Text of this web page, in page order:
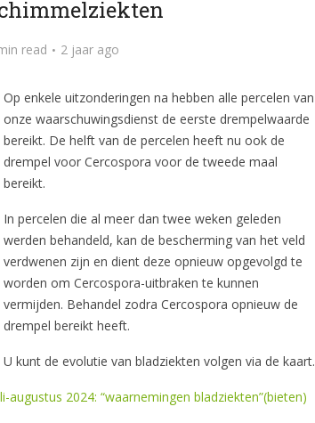
read 2 jaar ago
Op enkele uitzonderingen na hebben alle percelen van
onze waarschuwingsdienst de eerste drempelwaarde
bereikt. De helft van de percelen heeft nu ook de
drempel voor Cercospora voor de tweede maal
bereikt.
In percelen die al meer dan twee weken geleden
werden behandeld, kan de bescherming van het veld
verdwenen zijn en dient deze opnieuw opgevolgd te
worden om Cercospora-uitbraken te kunnen
vermijden. Behandel zodra Cercospora opnieuw de
drempel bereikt heeft.
U kunt de evolutie van bladziekten volgen via de kaart.
augustus 2024: “waarnemingen bladziekten”(bieten)